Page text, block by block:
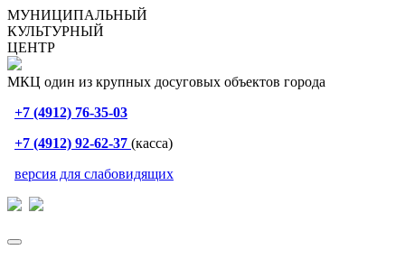
МУНИЦИПАЛЬНЫЙ
КУЛЬТУРНЫЙ
ЦЕНТР
МКЦ один из крупных досуговых объектов города
+7 (4912) 76-35-03
+7 (4912) 92-62-37 (касса)
версия для слабовидящих